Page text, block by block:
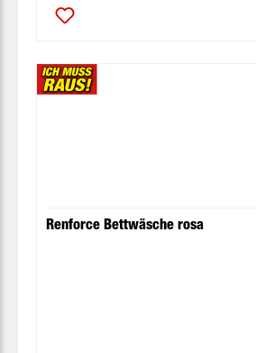
Renforce Bettwäsche rosa